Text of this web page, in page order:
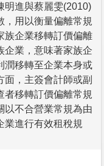
明進與蔡麗雯(2010)
，用以衡量偏離常規
族企業移轉訂價偏離
企業，意味著家族企
潤移轉至企業本身或
，主簽會計師或副
者移轉訂價偏離常規
以不合營業常規為由
業進行有效租稅規